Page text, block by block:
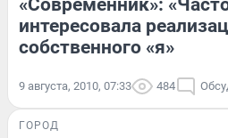
интересовала
собственного «я»
9 августа, 2010, 07:33 484
ГОРОД